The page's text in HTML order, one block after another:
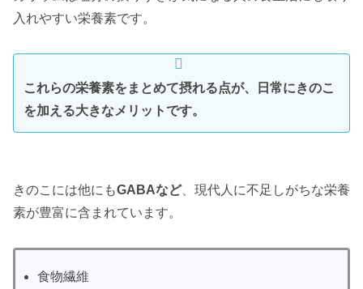
入れやすい栄養素です。
これらの栄養素をまとめて摂れる点が、日常にきのこ
を加える大きなメリットです。
きのこには他にもGABAなど、現代人に不足しがちな栄養
素が豊富に含まれています。
食物繊維